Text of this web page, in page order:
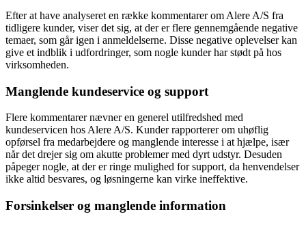
Efter at have analyseret en række kommentarer om Alere A/S fra
tidligere kunder, viser det sig, at der er flere gennemgående negative
temaer, som går igen i anmeldelserne. Disse negative oplevelser kan
give et indblik i udfordringer, som nogle kunder har stødt på hos
virksomheden.
Manglende kundeservice og support
Flere kommentarer nævner en generel utilfredshed med
kundeservicen hos Alere A/S. Kunder rapporterer om uhøflig
opførsel fra medarbejdere og manglende interesse i at hjælpe, især
når det drejer sig om akutte problemer med dyrt udstyr. Desuden
påpeger nogle, at der er ringe mulighed for support, da henvendelser
ikke altid besvares, og løsningerne kan virke ineffektive.
Forsinkelser og manglende information